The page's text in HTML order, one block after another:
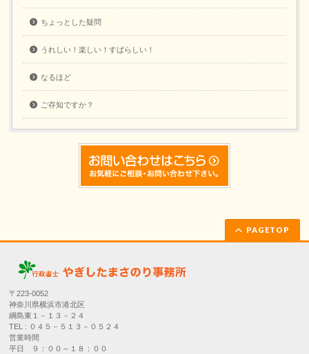
ちょっとした疑問
うれしい！楽しい！すばらしい！
なるほど
ご存知ですか？
PAGETOP
〒223-0052
神奈川県横浜市港北区
綱島東１－１３－２４
TEL : ０４５－５１３－０５２４
営業時間
平日 ９：００～１８：００